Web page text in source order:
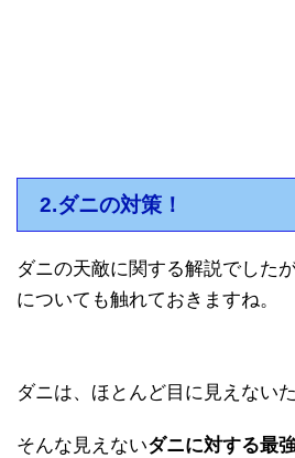
2.ダニの対策！
ダニの天敵に関する解説でした
についても触れておきますね。
ダニは、ほとんど目に見えない
そんな見えないダニに対する最